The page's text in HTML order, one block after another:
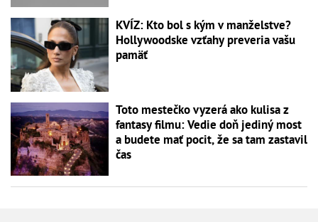
KVÍZ: Kto bol s kým v manželstve?
Hollywoodske vzťahy preveria vašu
pamäť
Toto mestečko vyzerá ako kulisa z
fantasy filmu: Vedie doň jediný most
a budete mať pocit, že sa tam zastavil
čas